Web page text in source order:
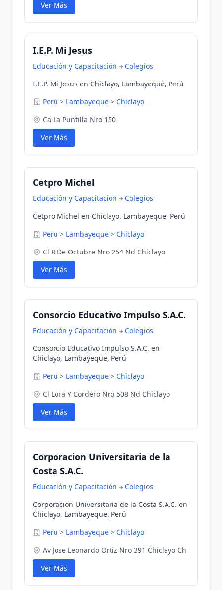
Ver Más
I.E.P. Mi Jesus
Educación y Capacitación
Colegios
I.E.P. Mi Jesus en Chiclayo, Lambayeque, Perú
Perú > Lambayeque > Chiclayo
Ca La Puntilla Nro 150
Ver Más
Cetpro Michel
Educación y Capacitación
Colegios
Cetpro Michel en Chiclayo, Lambayeque, Perú
Perú > Lambayeque > Chiclayo
Cl 8 De Octubre Nro 254 Nd Chiclayo
Ver Más
Consorcio Educativo Impulso S.A.C.
Educación y Capacitación
Colegios
Consorcio Educativo Impulso S.A.C. en
Chiclayo, Lambayeque, Perú
Perú > Lambayeque > Chiclayo
Cl Lora Y Cordero Nro 508 Nd Chiclayo
Ver Más
Corporacion Universitaria de la
Costa S.A.C.
Educación y Capacitación
Colegios
Corporacion Universitaria de la Costa S.A.C. en
Chiclayo, Lambayeque, Perú
Perú > Lambayeque > Chiclayo
Av Jose Leonardo Ortiz Nro 391 Chiclayo Ch
Ver Más